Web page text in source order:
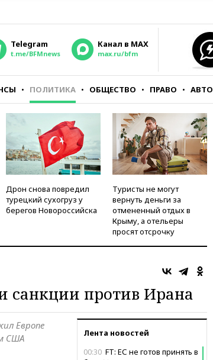
Telegram
t.me/BFMnews
Канал в MAX
max.ru/bfm
ПОЛИТИКА ОБЩЕСТВО ПРАВО АВТО
Дрон снова повредил
турецкий сухогруз у
берегов Новороссийска
Туристы не могут
вернуть деньги за
отмененный отдых в
Крыму, а отельеры
просят отсрочку
санкции против Ирана
Лента новостей
00:30 FT: ЕС не готов принять в
Европе
США